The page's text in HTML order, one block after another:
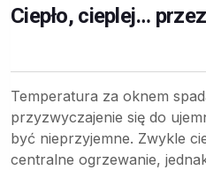
Ciepło, cieplej…
Temperatura za oknem
przyzwyczajenie się do
być nieprzyjemne. Zwykle
centralne ogrzewanie,